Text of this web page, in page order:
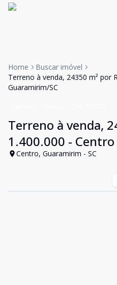
Home
Buscar imóvel
Terreno à venda, 24350 m² por
Guaramirim/SC
Terreno à venda,
1.400.000 -
Centro, Guaramirim - SC